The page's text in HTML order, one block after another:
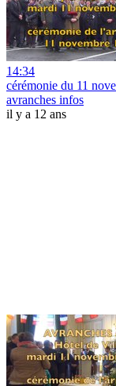
14:34
cérémonie du 11
avranches infos
il y a 12 ans